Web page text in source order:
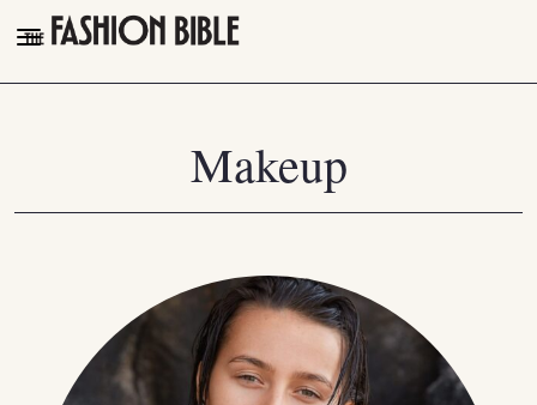
THE FASHION BIBLE
FOLLOW
Makeup